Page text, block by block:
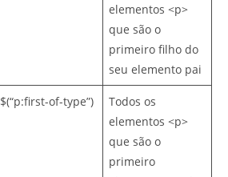
elementos <p>
que são o
primeiro filho do
seu elemento pai
$(“p:first-of-type”)
Todos os
elementos <p>
que são o
primeiro